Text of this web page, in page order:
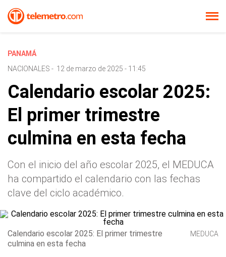
PANAMÁ
NACIONALES - 12 de marzo de 2025 - 11:45
Calendario escolar 2025:
El primer trimestre
culmina en esta fecha
Con el inicio del año escolar 2025, el MEDUCA
ha compartido el calendario con las fechas
clave del ciclo académico.
Calendario escolar 2025: El primer trimestre
culmina en esta fecha
MEDUCA